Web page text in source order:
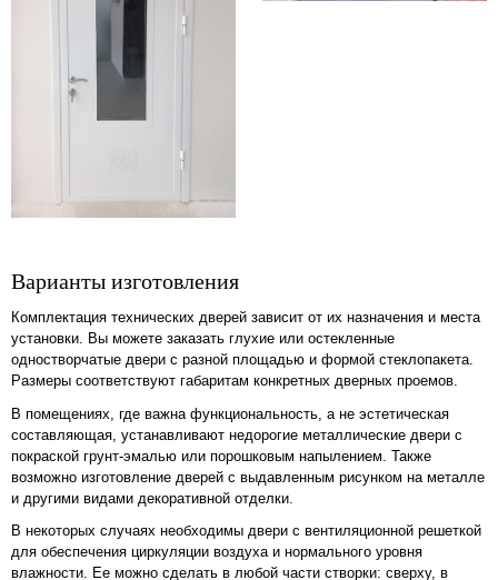
Варианты изготовления
Комплектация технических дверей зависит от их назначения и места
установки. Вы можете заказать глухие или остекленные
одностворчатые двери с разной площадью и формой стеклопакета.
Размеры соответствуют габаритам конкретных дверных проемов.
В помещениях, где важна функциональность, а не эстетическая
составляющая, устанавливают недорогие металлические двери с
покраской грунт-эмалью или порошковым напылением. Также
возможно изготовление дверей с выдавленным рисунком на металле
и другими видами декоративной отделки.
В некоторых случаях необходимы двери с вентиляционной решеткой
для обеспечения циркуляции воздуха и нормального уровня
влажности. Ее можно сделать в любой части створки: сверху, в